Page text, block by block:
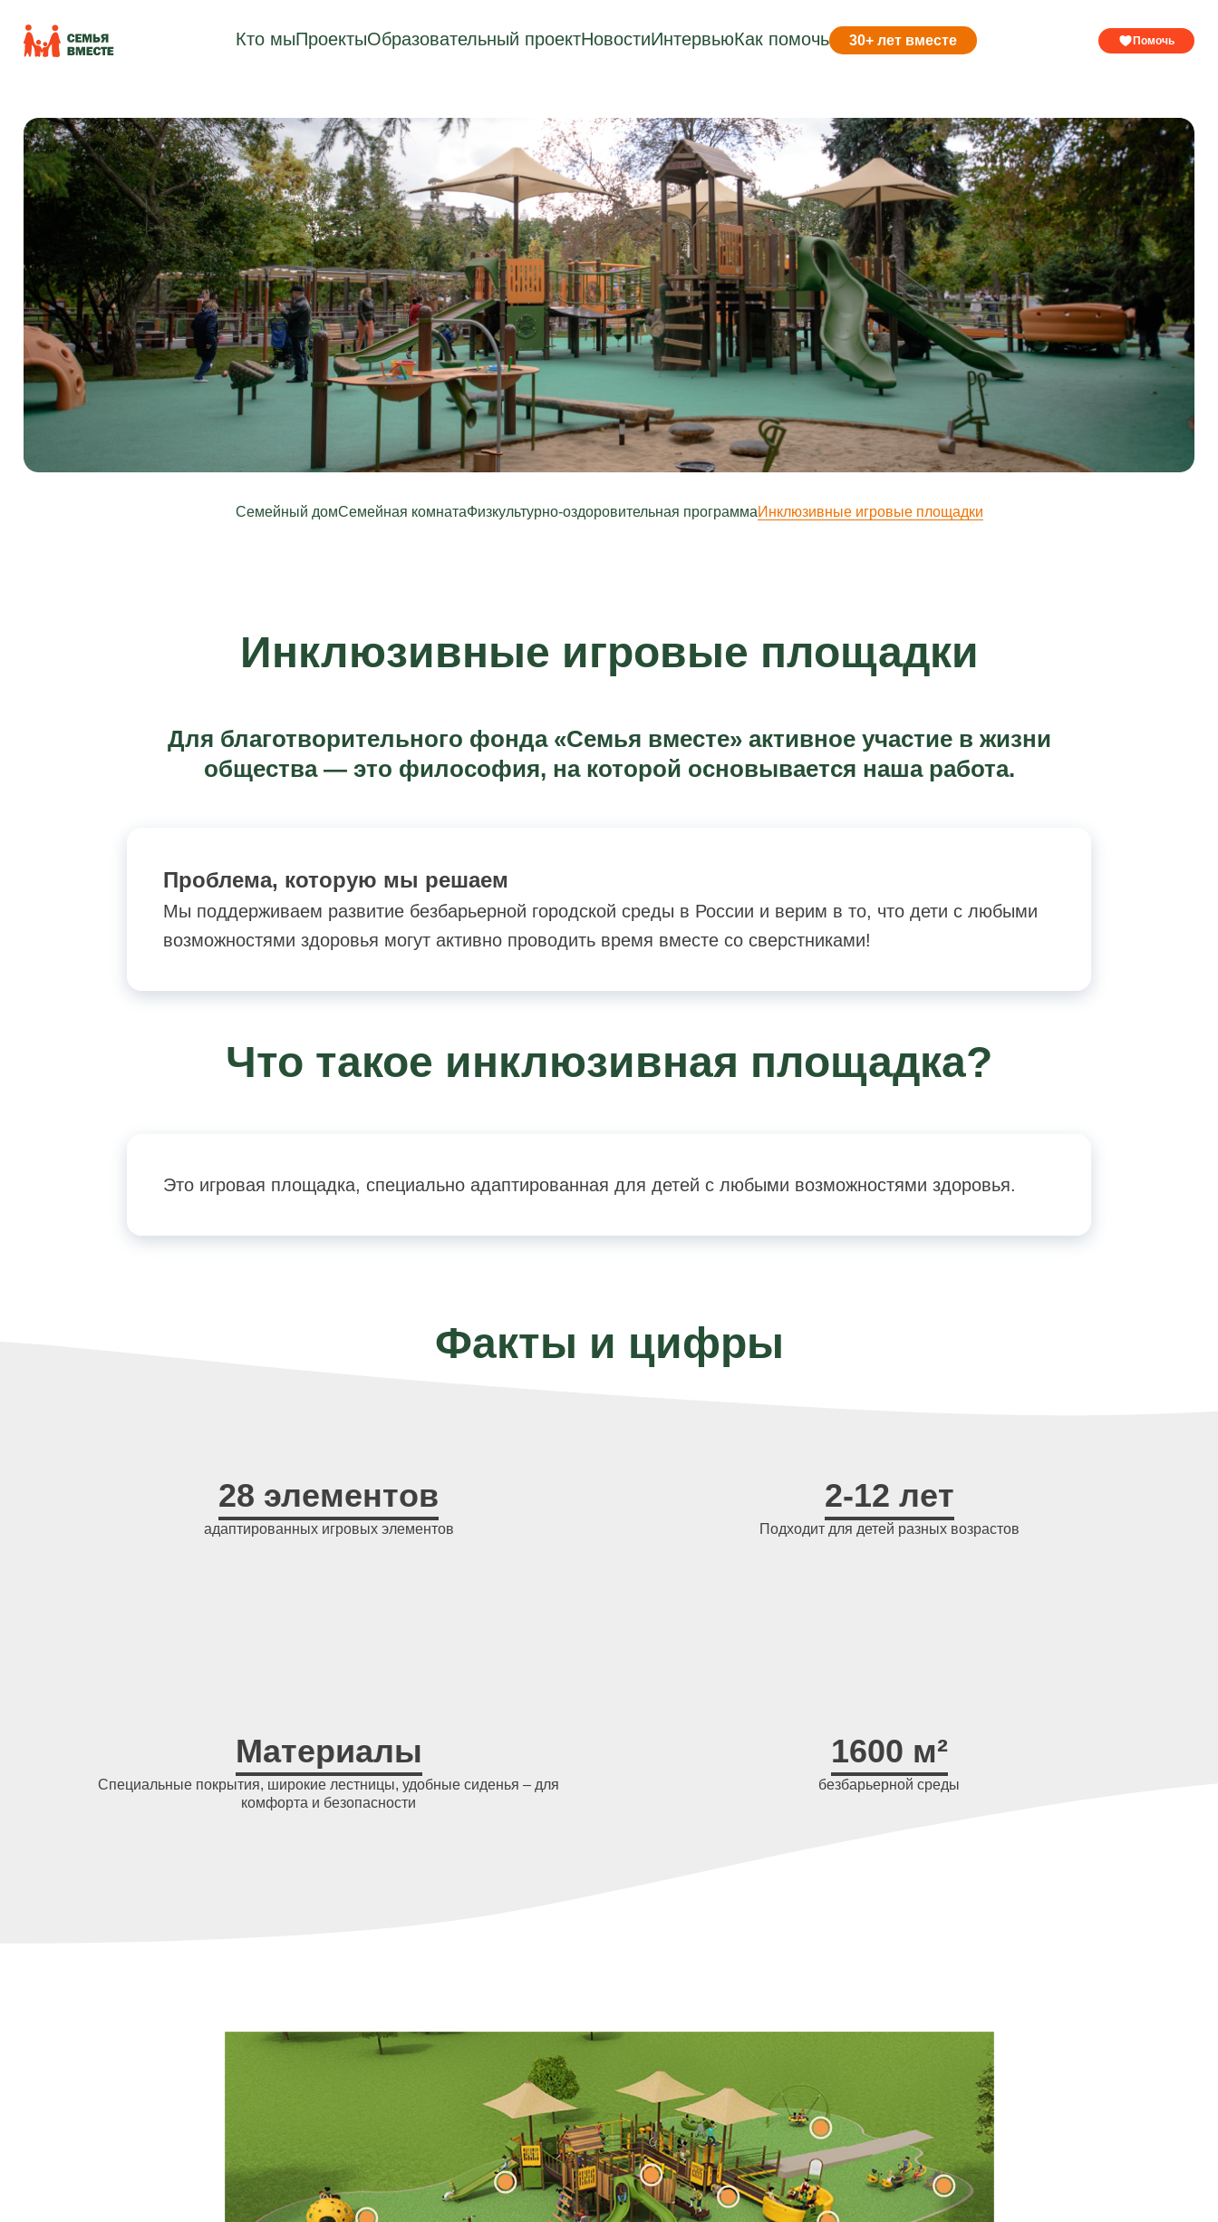
Кто мыПроектыОбразовательный проектНовостиИнтервьюКак помочь 30+ лет вместе Помочь
Семейный домСемейная комнатаФизкультурно-оздоровительная программаИнклюзивные игровые площадки
Инклюзивные игровые площадки
Для благотворительного фонда «Семья вместе» активное участие в жизни
общества — это философия, на которой основывается наша работа.
Проблема, которую мы решаем
Мы поддерживаем развитие безбарьерной городской среды в России и верим в то, что дети с любыми
возможностями здоровья могут активно проводить время вместе со сверстниками!
Что такое инклюзивная площадка?
Это игровая площадка, специально адаптированная для детей с любыми возможностями здоровья.
Факты и цифры
28 элементов
адаптированных игровых элементов
2-12 лет
Подходит для детей разных возрастов
Материалы
Специальные покрытия, широкие лестницы, удобные сиденья – для
комфорта и безопасности
1600 м²
безбарьерной среды